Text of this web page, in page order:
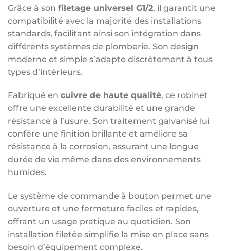
Grâce à son filetage universel G1/2, il garantit une
compatibilité avec la majorité des installations
standards, facilitant ainsi son intégration dans
différents systèmes de plomberie. Son design
moderne et simple s’adapte discrètement à tous
types d’intérieurs.
Fabriqué en cuivre de haute qualité, ce robinet
offre une excellente durabilité et une grande
résistance à l’usure. Son traitement galvanisé lui
confère une finition brillante et améliore sa
résistance à la corrosion, assurant une longue
durée de vie même dans des environnements
humides.
Le système de commande à bouton permet une
ouverture et une fermeture faciles et rapides,
offrant un usage pratique au quotidien. Son
installation filetée simplifie la mise en place sans
besoin d’équipement complexe.